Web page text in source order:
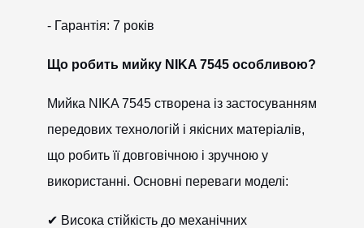
- Гарантія: 7 років
Що робить мийку NIKA 7545 особливою?
Мийка NIKA 7545 створена із застосуванням
передових технологій і якісних матеріалів,
що робить її довговічною і зручною у
використанні. Основні переваги моделі:
✔ Висока стійкість до механічних